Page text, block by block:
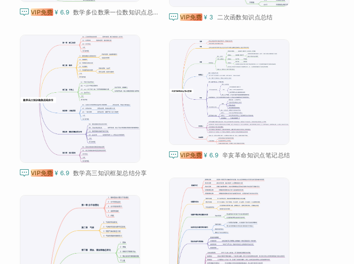
 VIP免费 ¥ 6.9 数学多位数乘一位数知识点总结  VIP免费 ¥ 3 二次函数知识点总结
 VIP免费 ¥ 6.9 数学高三知识框架总结分享
 VIP免费 ¥ 6.9 辛亥革命知识点笔记总结